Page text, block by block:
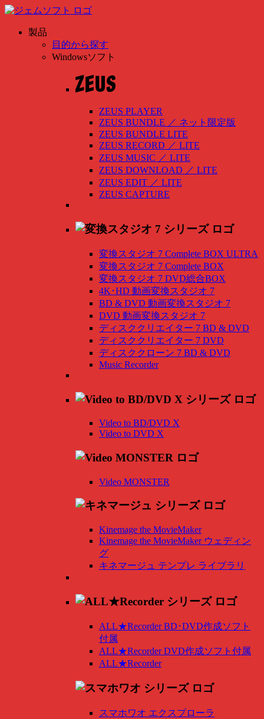
製品
目的から探す
Windowsソフト
ZEUS PLAYER
ZEUS BUNDLE ／ ネット限定版
ZEUS BUNDLE LITE
ZEUS RECORD ／ LITE
ZEUS MUSIC ／ LITE
ZEUS DOWNLOAD ／ LITE
ZEUS EDIT ／ LITE
ZEUS CAPTURE
変換スタジオ 7 Complete BOX ULTRA
変換スタジオ 7 Complete BOX
変換スタジオ 7 DVD総合BOX
4K･HD 動画変換スタジオ 7
BD & DVD 動画変換スタジオ 7
DVD 動画変換スタジオ 7
ディスククリエイター 7 BD & DVD
ディスククリエイター 7 DVD
ディスククローン 7 BD & DVD
Music Recorder
Video to BD/DVD X
Video to DVD X
Video MONSTER
Kinemage the MovieMaker
Kinemage the MovieMaker ウェディン
グ
キネマージュ テンプレ ライブラリ
ALL★Recorder BD･DVD作成ソフト
付属
ALL★Recorder DVD作成ソフト付属
ALL★Recorder
スマホワオ エクスプローラ